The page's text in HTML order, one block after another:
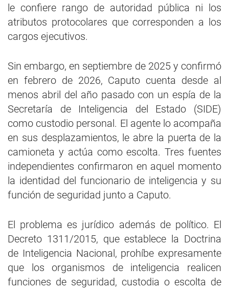
le confiere rango de autoridad pública ni los
atributos protocolares que corresponden a los
cargos ejecutivos.
Sin embargo, en septiembre de 2025 y confirmó
en febrero de 2026, Caputo cuenta desde al
menos abril del año pasado con un espía de la
Secretaría de Inteligencia del Estado (SIDE)
como custodio personal. El agente lo acompaña
en sus desplazamientos, le abre la puerta de la
camioneta y actúa como escolta. Tres fuentes
independientes confirmaron en aquel momento
la identidad del funcionario de inteligencia y su
función de seguridad junto a Caputo.
El problema es jurídico además de político. El
Decreto 1311/2015, que establece la Doctrina
de Inteligencia Nacional, prohíbe expresamente
que los organismos de inteligencia realicen
funciones de seguridad, custodia o escolta de